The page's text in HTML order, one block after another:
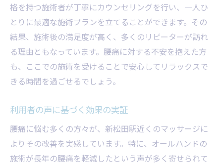
施術後のケアとフォローアップ
新松田駅の専門マッサージ腰痛に効く施術の秘
密を公開
専門施術者が持つ技術の秘密
腰痛改善に特化した手法の紹介
施術前の準備と施術後のケア
新松田駅近くの施術施設の選び方
効果を最大化するためのヒント
腰痛改善へ新松田駅近くで受けられるマッサー
格を持つ施術者が丁寧にカウンセリングを行い、一人ひ
とりに最適な施術プランを立てることができます。その
結果、施術後の満足度が高く、多くのリピーターが訪れ
る理由ともなっています。腰痛に対する不安を抱えた方
も、ここでの施術を受けることで安心してリラックスで
きる時間を過ごせるでしょう。
利用者の声に基づく効果の実証
腰痛に悩む多くの方々が、新松田駅近くのマッサージに
よりその改善を実感しています。特に、オールハンドの
施術が長年の腰痛を軽減したという声が多く寄せられて